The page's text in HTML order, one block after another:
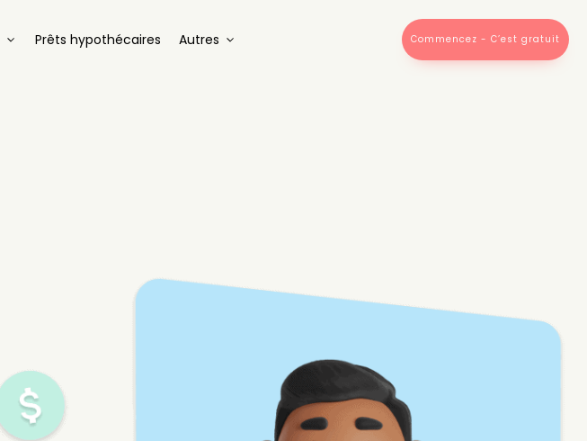
Prêts hypothécaires Autres Commencez - C’est gratuit